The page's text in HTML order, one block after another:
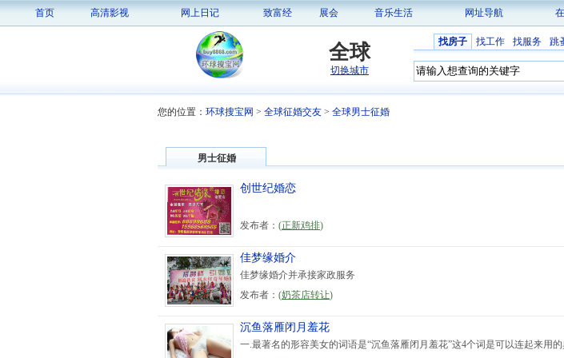
首页 高清影视 网上日记 致富经 展会 音乐生活 网址导航
全球
切换城市
找房子 找工作 找服务 跳
您的位置： 环球搜宝网 > 全球征婚交友 > 全球男士征婚
男士征婚
创世纪婚恋
发布者： (正新鸡排)
佳梦缘婚介
佳梦缘婚介并承接家政服务
发布者： (奶茶店转让)
沉鱼落雁闭月羞花
一.最著名的形容美女的词语是“沉鱼落雁闭月羞花”这4个词是可以连起来用